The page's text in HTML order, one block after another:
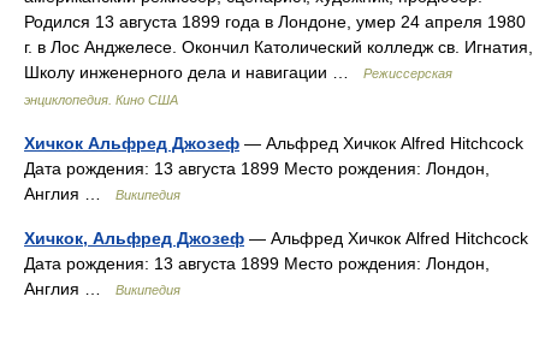
Родился 13 августа 1899 года в Лондоне, умер 24 апреля 1980
г. в Лос Анджелесе. Окончил Католический колледж св. Игнатия,
Школу инженерного дела и навигации …
Режиссерская
энциклопедия. Кино США
Хичкок Альфред Джозеф — Альфред Хичкок Alfred Hitchcock
Дата рождения: 13 августа 1899 Место рождения: Лондон,
Англия …
Википедия
Хичкок, Альфред Джозеф — Альфред Хичкок Alfred Hitchcock
Дата рождения: 13 августа 1899 Место рождения: Лондон,
Англия …
Википедия